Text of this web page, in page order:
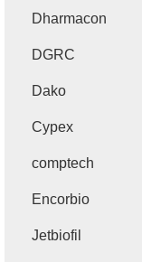
Dharmacon
DGRC
Dako
Cypex
comptech
Encorbio
Jetbiofil